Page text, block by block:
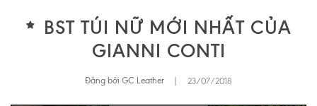
BST TÚI NỮ MỚI NHẤT CỦA
GIANNI CONTI
Đăng bởi GC Leather 23/07/2018